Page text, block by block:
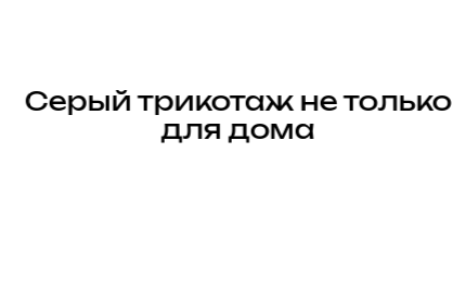
Серый трикотаж не только
для дома